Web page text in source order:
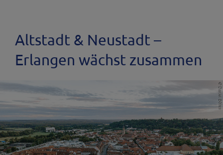
Altstadt & Neustadt –
Erlangen wächst zusammen